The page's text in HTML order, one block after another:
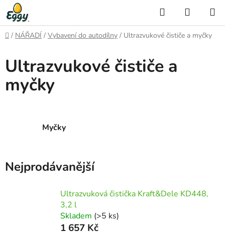
Přejít
na
obsah
Hledat
KOŠÍK
Domů
/ NÁŘADÍ / Vybavení do autodílny / Ultrazvukové čističe a myčky
Ultrazvukové čističe a
myčky
Myčky
Nejprodávanější
Ultrazvuková čistička Kraft&Dele KD448,
3,2 l
Skladem (>5 ks)
1 657 Kč